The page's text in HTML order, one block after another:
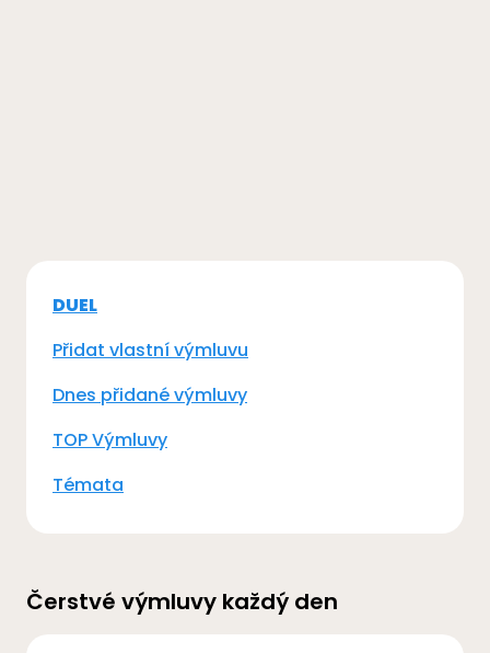
DUEL
Přidat vlastní výmluvu
Dnes přidané výmluvy
TOP Výmluvy
Témata
Čerstvé výmluvy každý den